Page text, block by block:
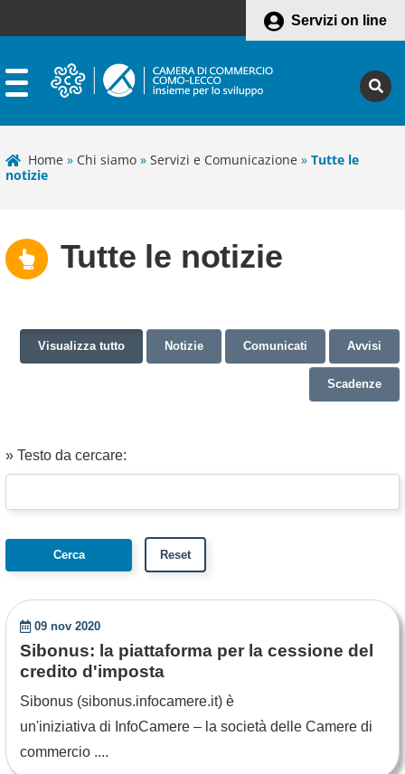
Servizi on line
Home » Chi siamo » Servizi e Comunicazione » Tutte le
notizie
Tutte le notizie
Visualizza tutto Notizie Comunicati Avvisi
Scadenze
» Testo da cercare:
09 nov 2020
Sibonus: la piattaforma per la cessione del
credito d'imposta
Sibonus (sibonus.infocamere.it) è
un'iniziativa di InfoCamere – la società delle Camere di
commercio ....